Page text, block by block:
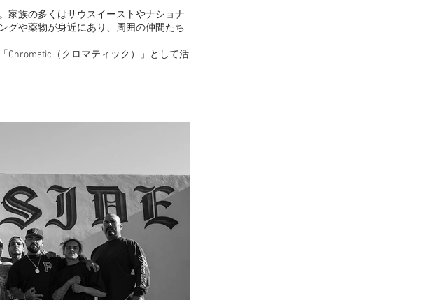
家族の多くはサウスイーストやナショナ
グや薬物が身近にあり、周囲の仲間たち
Chromatic（クロマティック）」として活